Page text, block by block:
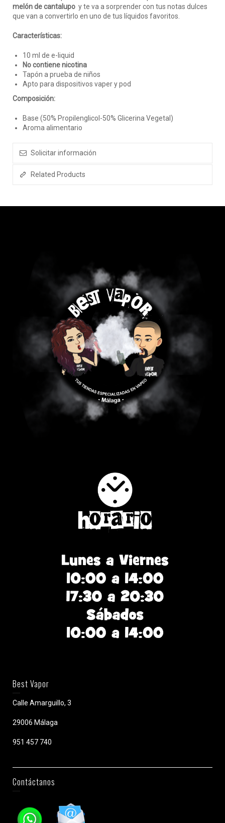
melón de cantalupo y te va a sorprender con tus notas dulces
que van a convertirlo en uno de tus líquidos favoritos.
Características:
10 ml de e-liquid
No contiene nicotina
Tapón a prueba de niños
Apto para dispositivos vaper y pod
Composición:
Base (50% Propilenglicol-50% Glicerina Vegetal)
Aroma alimentario
Solicitar información
Related Products
Best Vapor
Calle Amarguillo, 3
29006 Málaga
951 457 740
Contáctanos